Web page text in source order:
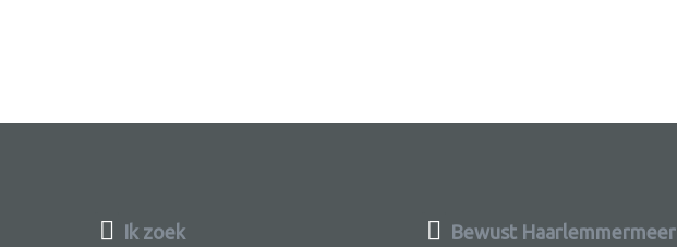
Ik zoek Bewust Haarlemmermeer